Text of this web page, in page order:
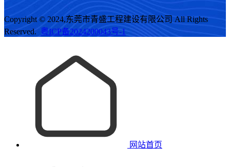
Copyright © 2024,东莞市青盛工程建设有限公司 All Rights
Reserved. 粤ICP备2024200043号-1
网站首页